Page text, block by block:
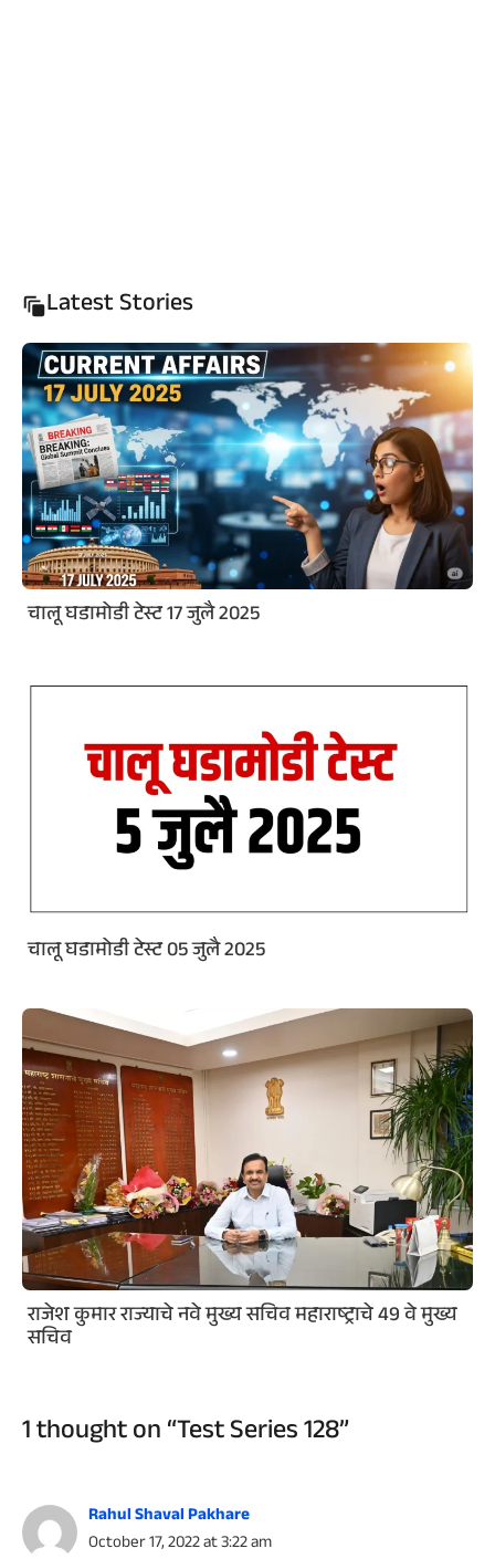
Latest Stories
चालू घडामोडी टेस्ट 17 जुलै 2025
चालू घडामोडी टेस्ट 05 जुलै 2025
राजेश कुमार राज्याचे नवे मुख्य सचिव महाराष्ट्राचे 49 वे मुख्य
सचिव
1 thought on “Test Series 128”
Rahul Shaval Pakhare
October 17, 2022 at 3:22 am